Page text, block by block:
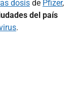
dosis de Pfizer,
del país
.